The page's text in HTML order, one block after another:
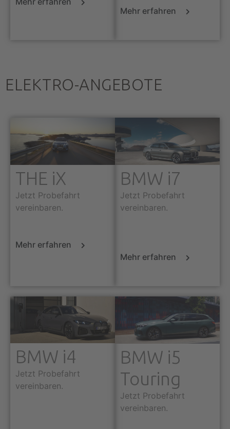
Mehr erfahren
ELEKTRO-ANGEBOTE
THE iX
Jetzt Probefahrt
vereinbaren.
Mehr erfahren
BMW i7
Jetzt Probefahrt
vereinbaren.
Mehr erfahren
BMW i4
Jetzt Probefahrt
vereinbaren.
BMW i5
Touring
Jetzt Probefahrt
vereinbaren.